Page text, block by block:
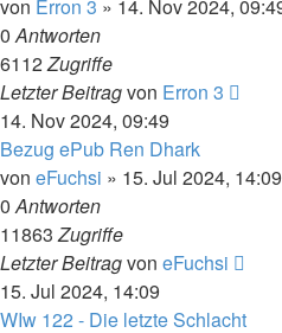
von Erron 3 » 14. Nov 2024,
0Antworten
6112Zugriffe
Letzter Beitragvon Erron 3
14. Nov 2024, 09:49
Bezug ePub Ren Dhark
von eFuchsi » 15. Jul 2024,
0Antworten
11863Zugriffe
Letzter Beitragvon eFuchsi
15. Jul 2024, 14:09
WIw 122 - Die letzte Schlacht